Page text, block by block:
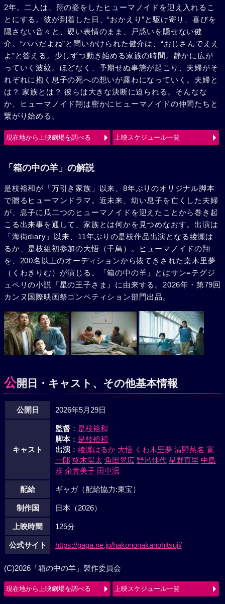
2年。二人は、翔の姿をしたヒューマノイドを迎え入れるこ
とにする。彼が到着した日、“おかえり”と駆け寄り、喜びを
隠さない音々と、硬い表情のまま、戸惑いを隠せない健
介。“パパだよね”と問いかけられた健介は、“おじさんでええ
よ”と答える。少しずつ動き始める家族の時間。静かに広が
っていく波紋。ほどなく、予期せぬ事態が起こり、夫婦がそ
れぞれに抱く息子の死への想いが露わになっていく。夫婦と
は？ 家族とは？ 彼らは大きな決断に迫られる。そんなな
か、ヒューマノイド翔は密かにヒューマノイドの仲間たちと
繋がり始める。
現在地から上映劇場を調べる 上映スケジュール一覧
「箱の中の羊」の解説
是枝裕和が「万引き家族」以来、8年ぶりのオリジナル脚本
で贈るヒューマンドラマ。近未来、幼い息子を亡くした夫婦
が、息子に瓜二つのヒューマノイドを迎えたことから巻き起
こる出来事を通して、家族とは何かを見つめなおす。出演は
「海街diary」以来、11年ぶりの是枝作品出演となる綾瀬は
るか、是枝組初参加の大悟（千鳥）。ヒューマノイドの翔
を、200名以上のオーディションから抜てきされた桒木里夢
（くわきりむ）が演じる。「箱の中の羊」とはサン=テグジ
ュペリの小説『星の王子さま』に由来する。2026年・第79回
カンヌ国際映画祭コンペティション部門出品。
公開日・キャスト、その他基本情報
公開日 2026年5月29日
キャスト
監督：是枝裕和
脚本：是枝裕和
出演：綾瀬はるか 大悟 くわ木里夢 清野菜名 寛
一郎 柊木陽太 角田晃広 野呂佳代 星野真里 中島
歩 余貴美子 田中泯
配給 ギャガ（配給協力:東宝）
制作国 日本（2026）
上映時間 125分
公式サイト https://gaga.ne.jp/hakononakanohitsuji/
(C)2026「箱の中の羊」製作委員会
現在地から上映劇場を調べる 上映スケジュール一覧